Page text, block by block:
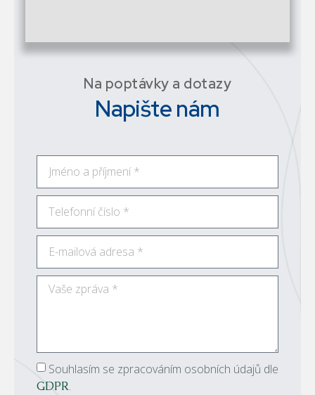
Na poptávky a dotazy
Napište nám
Souhlasím se zpracováním osobních údajů dle
GDPR.